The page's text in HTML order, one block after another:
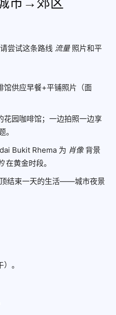
尝试这条路线 流量照片和平
馆供应早餐+平铺照片（面
花园咖啡馆；一边拍照一边享
。
Bukit Rhema 为 肖像背景
在黄金时段。
结束一天的生活——城市夜景
。